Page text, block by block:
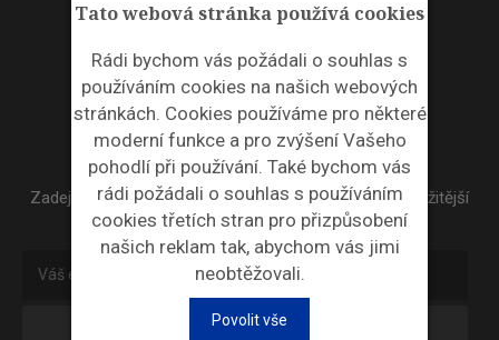
Tato webová stránka používá cookies
Rádi bychom vás požádali o souhlas s
používáním cookies na našich webových
stránkách. Cookies používáme pro některé
moderní funkce a pro zvýšení Vašeho
pohodlí při používání. Také bychom vás
rádi požádali o souhlas s používáním
cookies třetích stran pro přizpůsobení
našich reklam tak, abychom vás jimi
neobtěžovali.
Povolit vše
ODPADNÍ PLASTY
NEWSLETTER
Zadejte váš email a my Vám budeme zasílat ty nejdůležitější
informace, maximálně 1x týdně.
Odebírat